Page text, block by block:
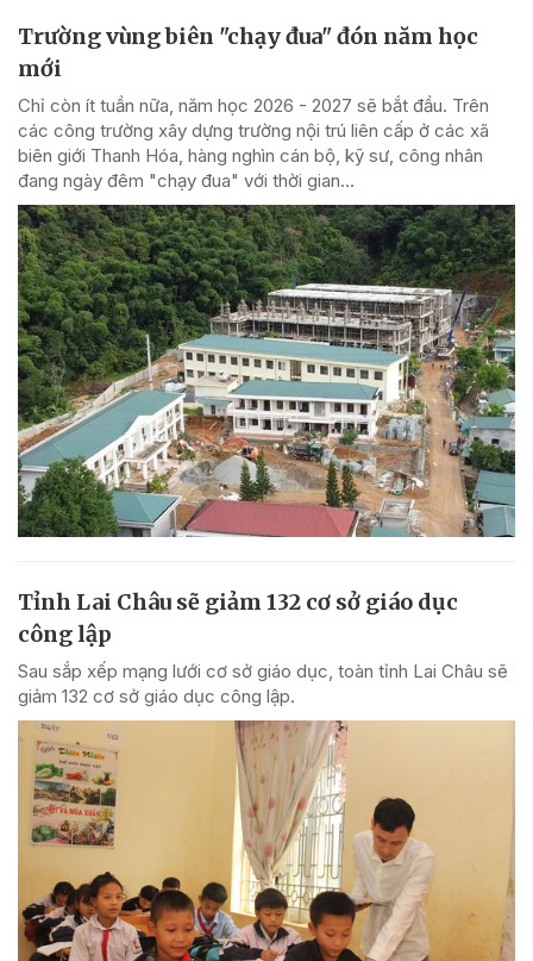
Trường vùng biên "chạy đua" đón năm học
mới
Chỉ còn ít tuần nữa, năm học 2026 - 2027 sẽ bắt đầu. Trên
các công trường xây dựng trường nội trú liên cấp ở các xã
biên giới Thanh Hóa, hàng nghìn cán bộ, kỹ sư, công nhân
đang ngày đêm "chạy đua" với thời gian...
Tỉnh Lai Châu sẽ giảm 132 cơ sở giáo dục
công lập
Sau sắp xếp mạng lưới cơ sở giáo dục, toàn tỉnh Lai Châu sẽ
giảm 132 cơ sở giáo dục công lập.